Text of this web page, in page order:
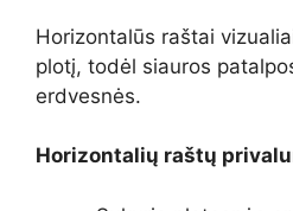
Horizontalūs raštai
plotį, todėl siauros
erdvesnės.
Horizontalių raštų